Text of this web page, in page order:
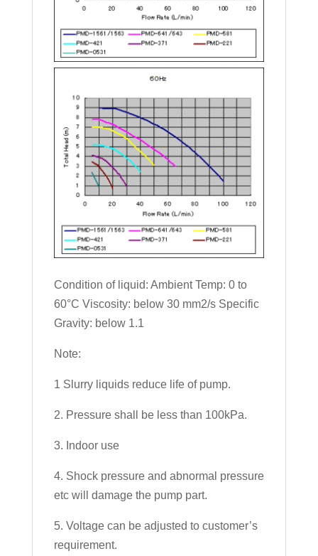
Condition of liquid: Ambient Temp: 0 to
60°C Viscosity: below 30 mm2/s Specific
Gravity: below 1.1
Note:
1 Slurry liquids reduce life of pump.
2. Pressure shall be less than 100kPa.
3. Indoor use
4. Shock pressure and abnormal pressure
etc will damage the pump part.
5. Voltage can be adjusted to customer’s
requirement.